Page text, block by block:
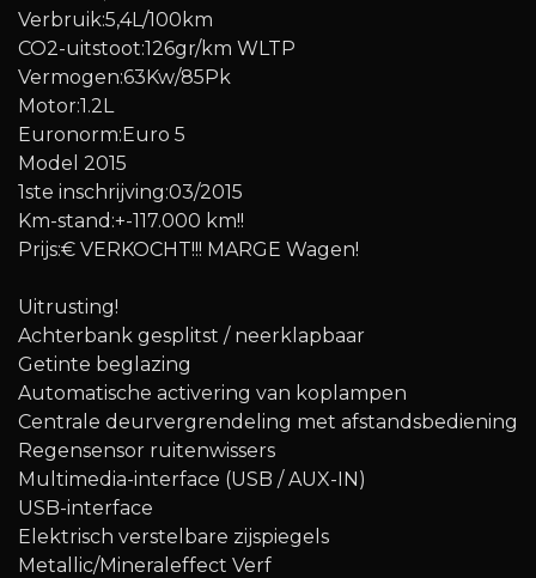
Verbruik:5,4L/100km
CO2-uitstoot:126gr/km WLTP
Vermogen:63Kw/85Pk
Motor:1.2L
Euronorm:Euro 5
Model 2015
1ste inschrijving:03/2015
Km-stand:+-117.000 km!!
Prijs:€ VERKOCHT!!! MARGE Wagen!
Uitrusting!
Achterbank gesplitst / neerklapbaar
Getinte beglazing
Automatische activering van koplampen
Centrale deurvergrendeling met afstandsbediening
Regensensor ruitenwissers
Multimedia-interface (USB / AUX-IN)
USB-interface
Elektrisch verstelbare zijspiegels
Metallic/Mineraleffect Verf